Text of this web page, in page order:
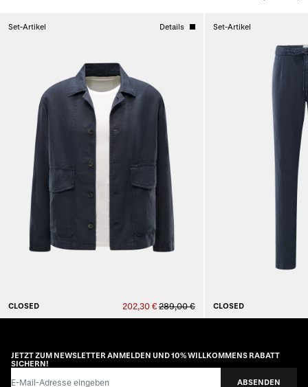
Set-Artikel Details
CLOSED 202,30 € 289,00 €
Set-Artikel
CLOSED
JETZT ZUM NEWSLETTER ANMELDEN UND 10% WILLKOMMENS RABATT
SICHERN!
ABSENDEN